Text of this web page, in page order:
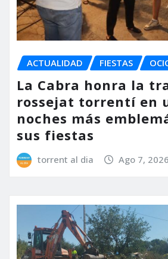
ACTUALIDAD FIESTAS
La Cabra honra la
rossejat torrentí en
noches más
sus fiestas
torrent al dia Ago 7, 2026